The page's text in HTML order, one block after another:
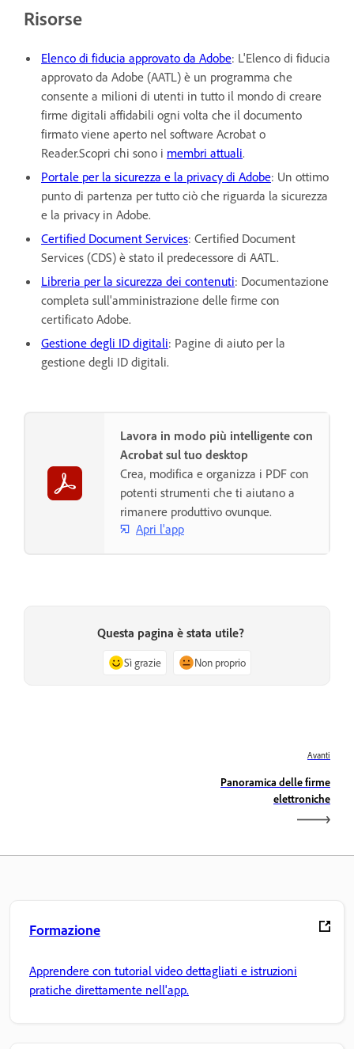
Risorse
Elenco di fiducia approvato da Adobe: L'Elenco di fiducia
approvato da Adobe (AATL) è un programma che
consente a milioni di utenti in tutto il mondo di creare
firme digitali affidabili ogni volta che il documento
firmato viene aperto nel software Acrobat o
Reader.Scopri chi sono i membri attuali.
Portale per la sicurezza e la privacy di Adobe: Un ottimo
punto di partenza per tutto ciò che riguarda la sicurezza
e la privacy in Adobe.
Certified Document Services: Certified Document
Services (CDS) è stato il predecessore di AATL.
Libreria per la sicurezza dei contenuti: Documentazione
completa sull'amministrazione delle firme con
certificato Adobe.
Gestione degli ID digitali: Pagine di aiuto per la
gestione degli ID digitali.
Lavora in modo più intelligente con
Acrobat sul tuo desktop
Crea, modifica e organizza i PDF con
potenti strumenti che ti aiutano a
rimanere produttivo ovunque.
Apri l'app
Questa pagina è stata utile?
Sì grazie Non proprio
Avanti
Panoramica delle firme
elettroniche
Formazione
Apprendere con tutorial video dettagliati e istruzioni
pratiche direttamente nell'app.